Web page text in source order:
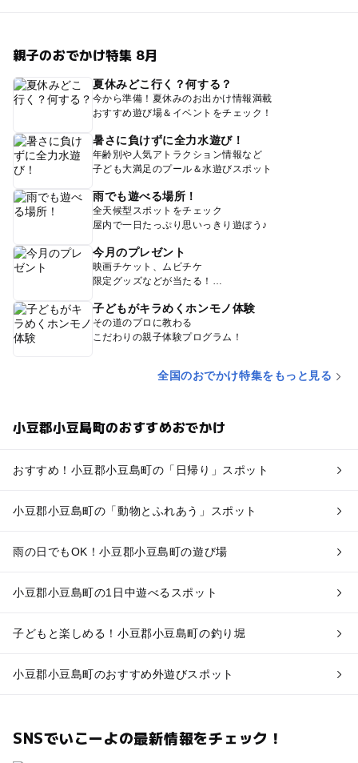
親子のおでかけ特集 8月
夏休みどこ行く？何する？
今から準備！夏休みのお出かけ情報満載
おすすめ遊び場＆イベントをチェック！
暑さに負けずに全力水遊び！
年齢別や人気アトラクション情報など
子ども大満足のプール＆水遊びスポット
雨でも遊べる場所！
全天候型スポットをチェック
屋内で一日たっぷり思いっきり遊ぼう♪
今月のプレゼント
映画チケット、ムビチケ
限定グッズなどが当たる！
子どもがキラめくホンモノ体験
その道のプロに教わる
こだわりの親子体験プログラム！
全国のおでかけ特集をもっと見る
小豆郡小豆島町のおすすめおでかけ
おすすめ！小豆郡小豆島町の「日帰り」スポット
小豆郡小豆島町の「動物とふれあう」スポット
雨の日でもOK！小豆郡小豆島町の遊び場
小豆郡小豆島町の1日中遊べるスポット
子どもと楽しめる！小豆郡小豆島町の釣り堀
小豆郡小豆島町のおすすめ外遊びスポット
SNSでいこーよの最新情報をチェック！